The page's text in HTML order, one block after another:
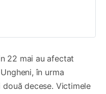
22 mai au afectat
în urma
decese. Victimele